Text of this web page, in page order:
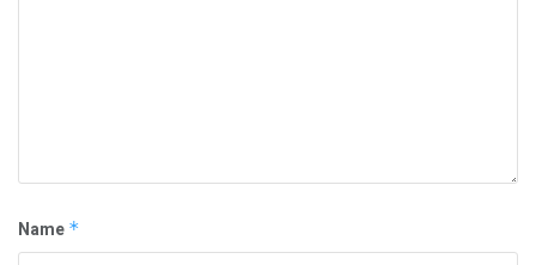
Name *